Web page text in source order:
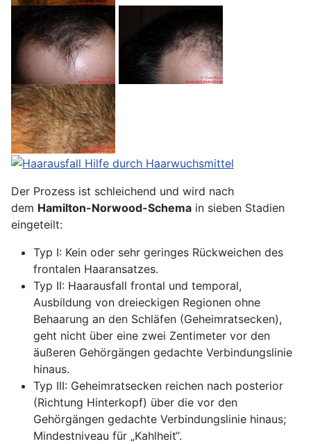
Der Prozess ist schleichend und wird nach
dem Hamilton-Norwood-Schema in sieben Stadien
eingeteilt:
Typ I: Kein oder sehr geringes Rückweichen des
frontalen Haaransatzes.
Typ II: Haarausfall frontal und temporal,
Ausbildung von dreieckigen Regionen ohne
Behaarung an den Schläfen (Geheimratsecken),
geht nicht über eine zwei Zentimeter vor den
äußeren Gehörgängen gedachte Verbindungslinie
hinaus.
Typ III: Geheimratsecken reichen nach posterior
(Richtung Hinterkopf) über die vor den
Gehörgängen gedachte Verbindungslinie hinaus;
Mindestniveau für „Kahlheit“.